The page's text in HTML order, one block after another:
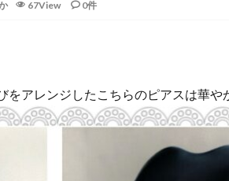
67View 0件
アレンジしたこちらのピアスは華や